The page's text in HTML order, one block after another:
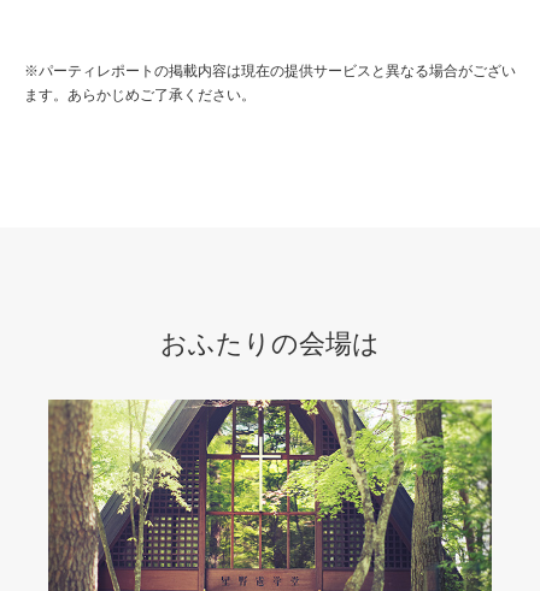
※パーティレポートの掲載内容は現在の提供サービスと異なる場合がござい
ます。あらかじめご了承ください。
おふたりの会場は